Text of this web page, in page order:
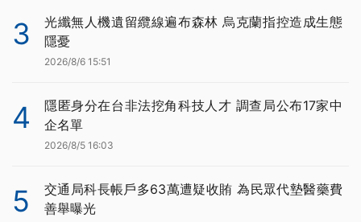
3
光纖無人機遺留纜線遍布森林 烏克蘭指控造成生態
隱憂
2026/8/6 15:51
4
隱匿身分在台非法挖角科技人才 調查局公布17家中
企名單
2026/8/5 16:03
5
交通局科長帳戶多63萬遭疑收賄 為民眾代墊醫藥費
善舉曝光